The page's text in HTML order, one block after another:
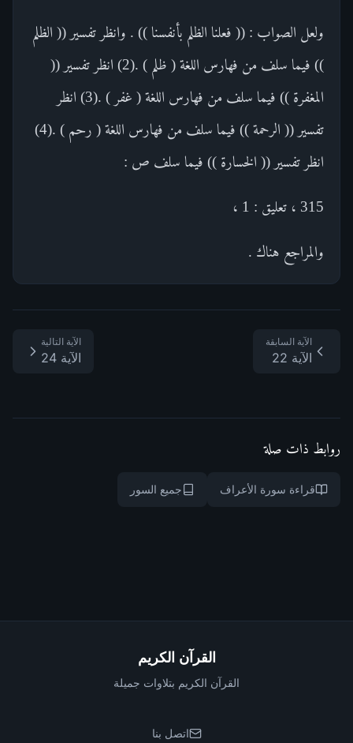
ولعل الصواب : (( فعلنا الظلم بأنفسنا )) . وانظر تفسير (( الظلم
)) فيما سلف من فهارس اللغة ( ظلم ) .(2) انظر تفسير ((
المغفرة )) فيما سلف من فهارس اللغة ( غفر ) .(3) انظر
تفسير (( الرحمة )) فيما سلف من فهارس اللغة ( رحم ) .(4)
انظر تفسير (( الخسارة )) فيما سلف ص :
315 ، تعليق : 1 ،
والمراجع هناك .
الآية السابقة
الآية 22
الآية التالية
الآية 24
روابط ذات صلة
قراءة سورة الأعراف جميع السور
القرآن الكريم
القرآن الكريم بتلاوات جميلة
اتصل بنا